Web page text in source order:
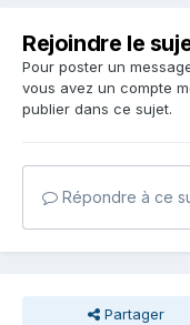
Rejoindre le
Pour poster un
vous avez un compte
publier dans ce sujet.
Répondre à ce
Partager